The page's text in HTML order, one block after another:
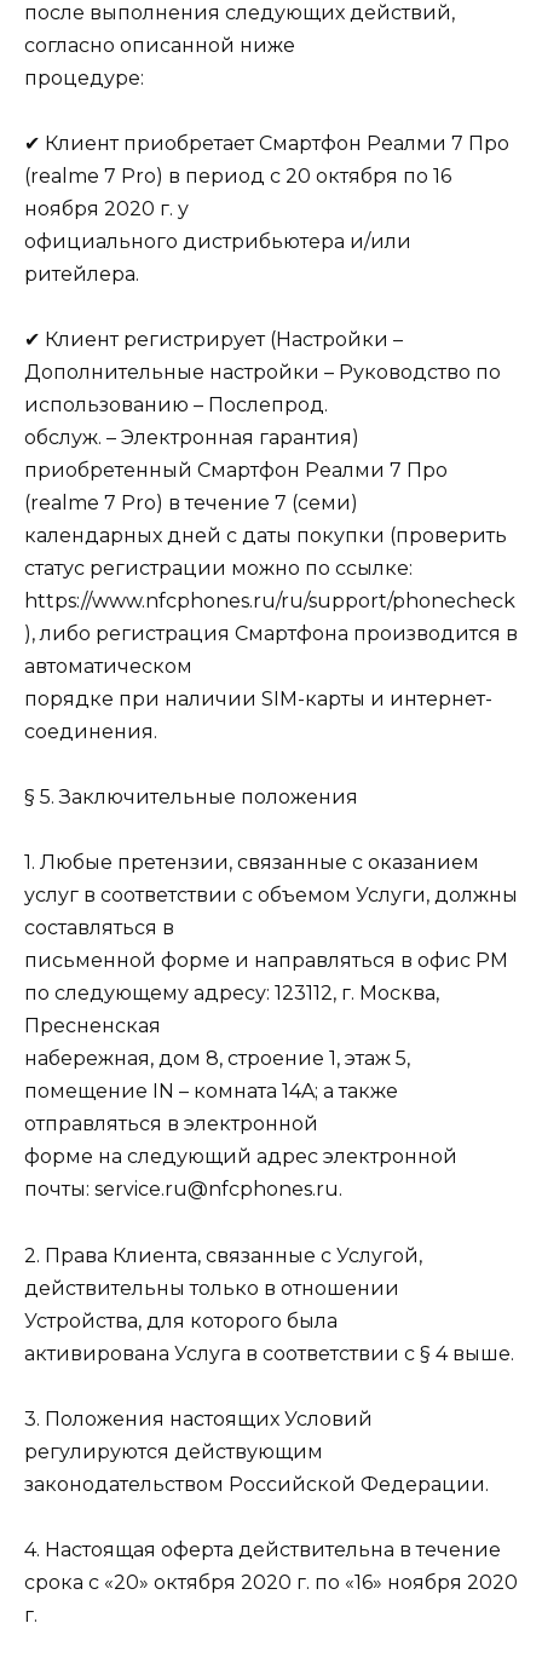
после выполнения следующих действий,
согласно описанной ниже
процедуре:
✔ Клиент приобретает Смартфон Реалми 7 Про
(realme 7 Pro) в период с 20 октября по 16
ноября 2020 г. у
официального дистрибьютера и/или
ритейлера.
✔ Клиент регистрирует (Настройки –
Дополнительные настройки – Руководство по
использованию – Послепрод.
обслуж. – Электронная гарантия)
приобретенный Смартфон Реалми 7 Про
(realme 7 Pro) в течение 7 (семи)
календарных дней с даты покупки (проверить
статус регистрации можно по ссылке:
https://www.nfcphones.ru/ru/support/phonecheck
), либо регистрация Смартфона производится в
автоматическом
порядке при наличии SIM-карты и интернет-
соединения.
§ 5. Заключительные положения
1. Любые претензии, связанные с оказанием
услуг в соответствии с объемом Услуги, должны
составляться в
письменной форме и направляться в офис РМ
по следующему адресу: 123112, г. Москва,
Пресненская
набережная, дом 8, строение 1, этаж 5,
помещение IN – комната 14A; а также
отправляться в электронной
форме на следующий адрес электронной
почты: service.ru@nfcphones.ru.
2. Права Клиента, связанные с Услугой,
действительны только в отношении
Устройства, для которого была
активирована Услуга в соответствии с § 4 выше.
3. Положения настоящих Условий
регулируются действующим
законодательством Российской Федерации.
4. Настоящая оферта действительна в течение
срока с «20» октября 2020 г. по «16» ноября 2020
г.